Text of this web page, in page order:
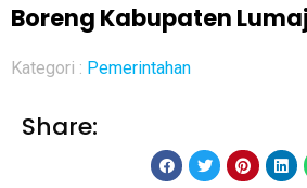
Boreng Kabupaten
Kategori : Pemerintahan
Share: